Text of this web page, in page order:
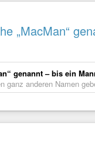
$ws7
$ws8
$ws9
$ws10
„MacMan“
genannt – bis ein
ganz anderen Namen